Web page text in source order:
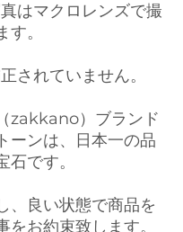
はマクロレンズで撮
。
されていません。
zakkano）ブランド
ーンは、日本一の品
石です。
、良い状態で商品を
をお約束致します。